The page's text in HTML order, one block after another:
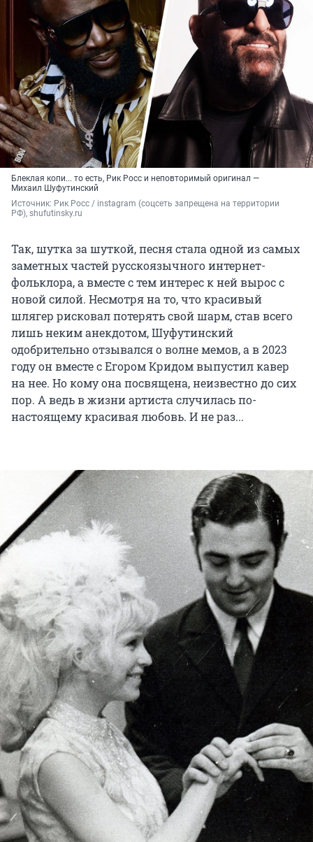
Блеклая копи... то есть, Рик Росс и неповторимый оригинал —
Михаил Шуфутинский
Источник: Рик Росс / instagram (соцсеть запрещена на территории
РФ), shufutinsky.ru
Так, шутка за шуткой, песня стала одной из самых
заметных частей русскоязычного интернет-
фольклора, а вместе с тем интерес к ней вырос с
новой силой. Несмотря на то, что красивый
шлягер рисковал потерять свой шарм, став всего
лишь неким анекдотом, Шуфутинский
одобрительно отзывался о волне мемов, а в 2023
году он вместе с Егором Кридом выпустил кавер
на нее. Но кому она посвящена, неизвестно до сих
пор. А ведь в жизни артиста случилась по-
настоящему красивая любовь. И не раз...